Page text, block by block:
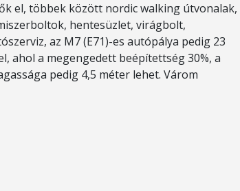
el, többek között nordic walking útvonalak,
hentesüzlet, virágbolt,
az M7 (E71)-es autópálya pedig 23
ahol a megengedett beépítettség 30%, a
pedig 4,5 méter lehet. Várom